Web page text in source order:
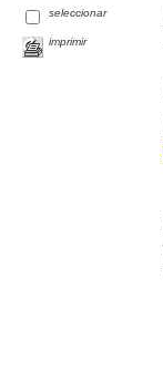
seleccionar
imprimir